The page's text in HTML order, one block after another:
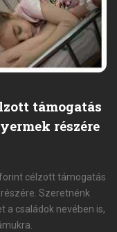
támogatás
részére
célzott támogatás
Szeretnénk
a családok nevében is,